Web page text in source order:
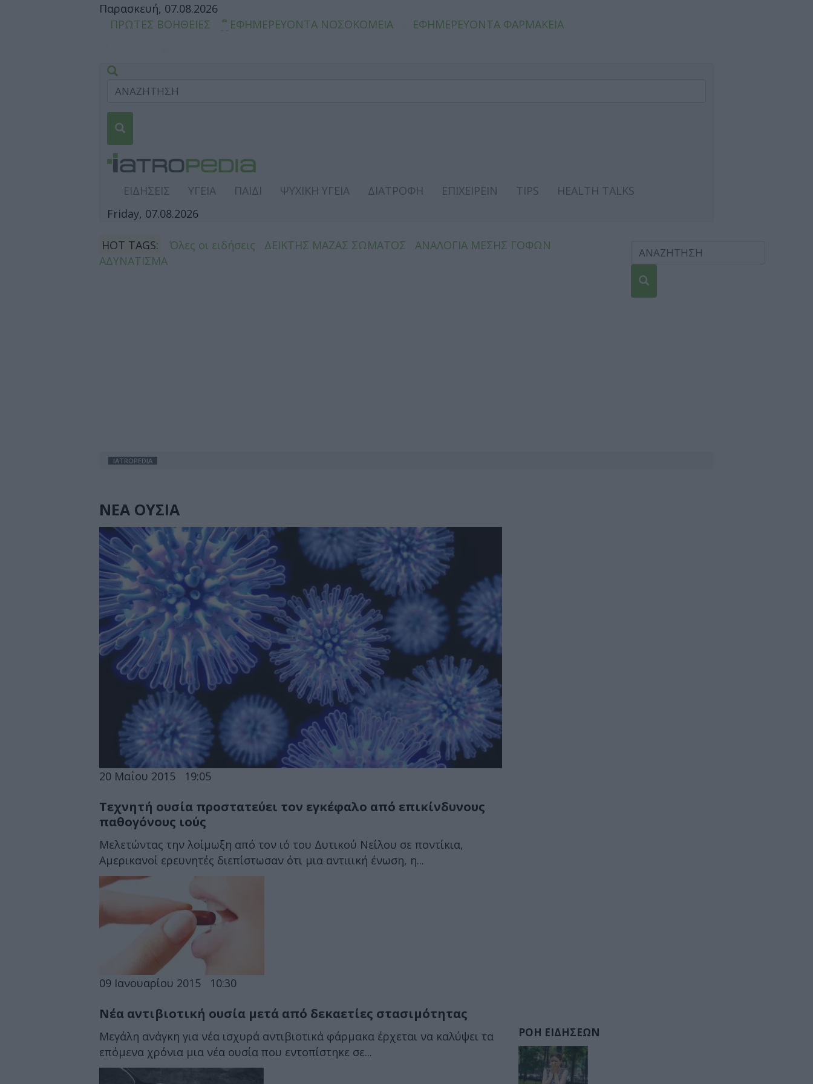
Παρασκευή, 07.08.2026
ΠΡΩΤΕΣ ΒΟΗΘΕΙΕΣ
ΕΦΗΜΕΡΕΥΟΝΤΑ ΝΟΣΟΚΟΜΕΙΑ ΕΦΗΜΕΡΕΥΟΝΤΑ ΦΑΡΜΑΚΕΙΑ
ΕΙΔΗΣΕΙΣ ΥΓΕΙΑ ΠΑΙΔΙ ΨΥΧΙΚΗ ΥΓΕΙΑ ΔΙΑΤΡΟΦΗ ΕΠΙΧΕΙΡΕΙΝ TIPS
HEALTH TALKS
Friday, 07.08.2026
HOT TAGS: Όλες οι ειδήσεις ΔΕΙΚΤΗΣ ΜΑΖΑΣ ΣΩΜΑΤΟΣ
ΑΝΑΛΟΓΙΑ ΜΕΣΗΣ ΓΟΦΩΝ
ΑΔΥΝΑΤΙΣΜΑ
IATROPEDIA
ΝΕΑ ΟΥΣΙΑ
20 Μαΐου 2015 19:05
Τεχνητή ουσία προστατεύει τον εγκέφαλο από επικίνδυνους
παθογόνους ιούς
Μελετώντας την λοίμωξη από τον ιό του Δυτικού Νείλου σε ποντίκια,
Αμερικανοί ερευνητές διεπίστωσαν ότι μια αντιιική ένωση, η...
09 Ιανουαρίου 2015 10:30
Νέα αντιβιοτική ουσία μετά από δεκαετίες στασιμότητας
Μεγάλη ανάγκη για νέα ισχυρά αντιβιοτικά φάρμακα έρχεται να καλύψει τα
επόμενα χρόνια μια νέα ουσία που εντοπίστηκε σε...
ΡΟΗ ΕΙΔΗΣΕΩΝ